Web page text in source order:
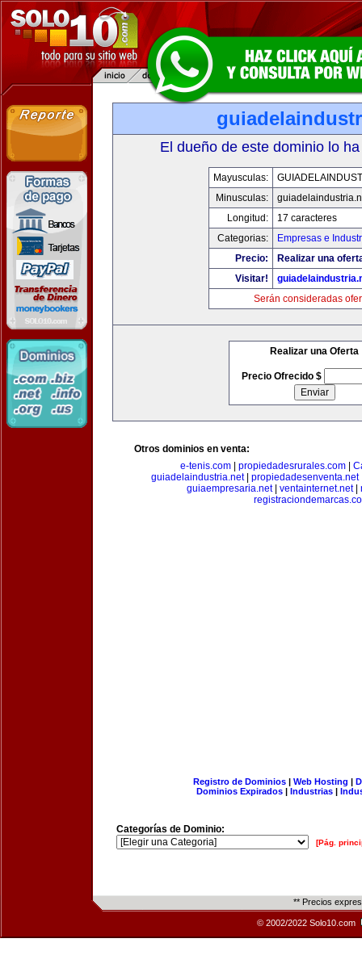
El dueño de este dominio lo
Mayusculas:
Minusculas:
Longitud:
17 caracteres
Categorias:
Empresas e
Precio:
Realizar una
Visitar!
Serán consideradas
Realizar una Oferta
Precio Ofrecido $
Otros dominios en venta:
e-tenis.com
propiedadesrurales.com
guiadelaindustria.net propiedadesenventa.net
guiaempresaria.net| ventainternet.net|
Registro de Dominios| Web Hosting |
Dominios Expirados | Industrias |
Categorías de Dominio:
[Pág.
** Precios
© 2002/2022 Solo10.com